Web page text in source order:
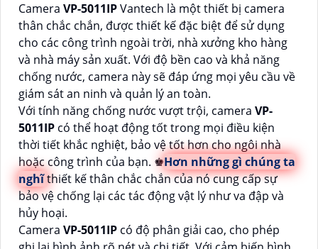
Camera VP-5011IPVantech là một thiết bị camera
thân chắc chắn, được thiết kế đặc biệt để sử dụng
cho các công trình ngoài trời, nhà xưởng kho hàng
và nhà máy sản xuất. Với độ bền cao và khả năng
chống nước, camera này sẽ đáp ứng mọi yêu cầu về
giám sát an ninh và quản lý an toàn.
Với tính năng chống nước vượt trội, camera VP-
5011IP có thể hoạt động tốt trong mọi điều kiện
thời tiết khắc nghiệt, bảo vệ tốt hơn cho ngôi nhà
hoặc công trình của bạn. ♚Hơn những gì chúng ta
nghĩthiết kế thân chắc chắn của nó cung cấp sự
bảo vệ chống lại các tác động vật lý như va đập và
hủy hoại.
Camera VP-5011IP có độ phân giải cao, cho phép